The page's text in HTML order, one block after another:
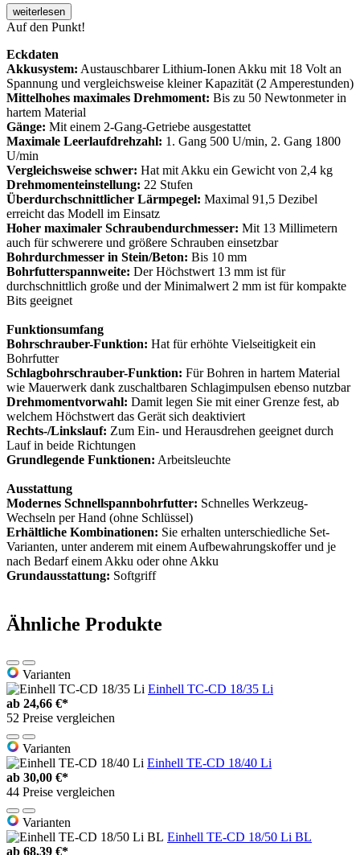
weiterlesen
Auf den Punkt!
Eckdaten
Akkusystem: Austauschbarer Lithium-Ionen Akku mit 18 Volt an
Spannung und vergleichsweise kleiner Kapazität (2 Amperestunden)
Mittelhohes maximales Drehmoment: Bis zu 50 Newtonmeter in
hartem Material
Gänge: Mit einem 2-Gang-Getriebe ausgestattet
Maximale Leerlaufdrehzahl: 1. Gang 500 U/min, 2. Gang 1800
U/min
Vergleichsweise schwer: Hat mit Akku ein Gewicht von 2,4 kg
Drehmomenteinstellung: 22 Stufen
Überdurchschnittlicher Lärmpegel: Maximal 91,5 Dezibel
erreicht das Modell im Einsatz
Hoher maximaler Schraubendurchmesser: Mit 13 Millimetern
auch für schwerere und größere Schrauben einsetzbar
Bohrdurchmesser in Stein/Beton: Bis 10 mm
Bohrfutterspannweite: Der Höchstwert 13 mm ist für
durchschnittlich große und der Minimalwert 2 mm ist für kompakte
Bits geeignet
Funktionsumfang
Bohrschrauber-Funktion: Hat für erhöhte Vielseitigkeit ein
Bohrfutter
Schlagbohrschrauber-Funktion: Für Bohren in hartem Material
wie Mauerwerk dank zuschaltbaren Schlagimpulsen ebenso nutzbar
Drehmomentvorwahl: Damit legen Sie mit einer Grenze fest, ab
welchem Höchstwert das Gerät sich deaktiviert
Rechts-/Linkslauf: Zum Ein- und Herausdrehen geeignet durch
Lauf in beide Richtungen
Grundlegende Funktionen: Arbeitsleuchte
Ausstattung
Modernes Schnellspannbohrfutter: Schnelles Werkzeug-
Wechseln per Hand (ohne Schlüssel)
Erhältliche Kombinationen: Sie erhalten unterschiedliche Set-
Varianten, unter anderem mit einem Aufbewahrungskoffer und je
nach Bedarf einem Akku oder ohne Akku
Grundausstattung: Softgriff
Ähnliche Produkte
Varianten
Einhell TC-CD 18/35 Li
ab 24,66 €*
52 Preise vergleichen
Varianten
Einhell TE-CD 18/40 Li
ab 30,00 €*
44 Preise vergleichen
Varianten
Einhell TE-CD 18/50 Li BL
ab 68,39 €*